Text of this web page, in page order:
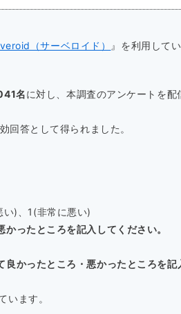
（サーベロイド） 』を利用してい
名に対し、本調査のアンケートを配
答として得られました。
)、1(非常に悪い)
ったところを記入してください。
かったところ・悪かったところを記
います。